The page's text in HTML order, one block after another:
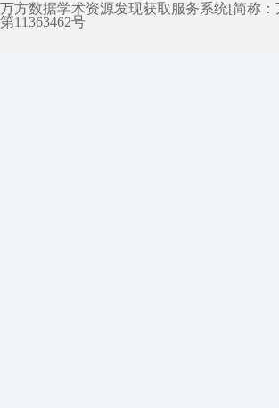
万方数据学术资源发现获取服务系统[简称
第11363462号